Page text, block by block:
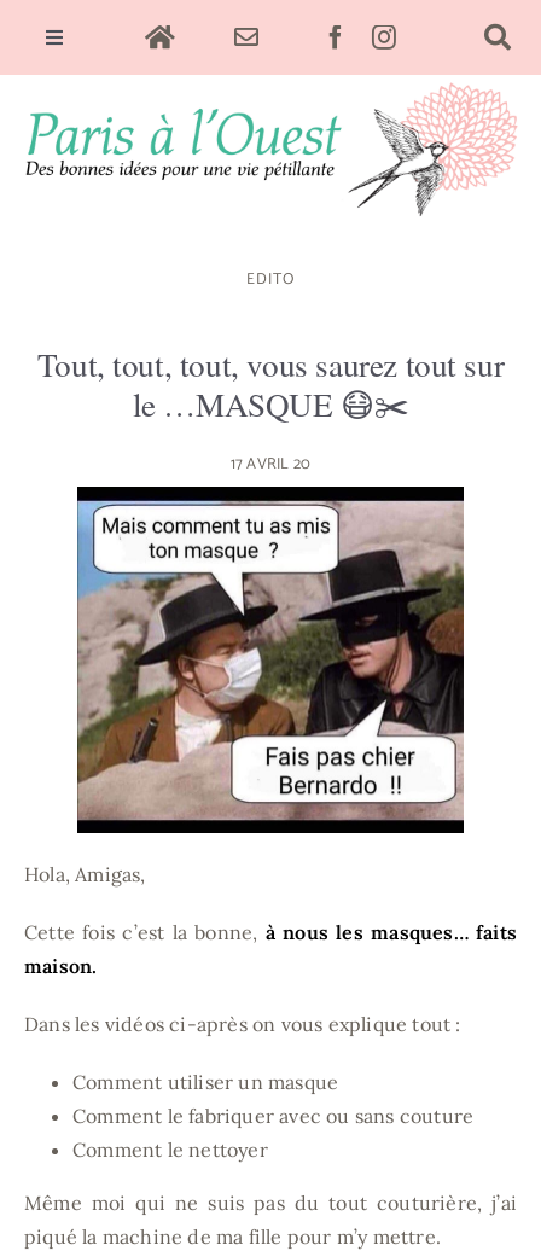
Toggle
Navigation
Sorties & Culture
Bien-être
En famille
MAPSTR #
Contact
Je m’abonne
EDITO
Tout, tout, tout, vous saurez tout sur
le …MASQUE 😷✂️
17 AVRIL 20
Hola, Amigas,
Cette fois c’est la bonne, à nous les masques… faits
maison.
Dans les vidéos ci-après on vous explique tout :
Comment utiliser un masque
Comment le fabriquer avec ou sans couture
Comment le nettoyer
Même moi qui ne suis pas du tout couturière, j’ai
piqué la machine de ma fille pour m’y mettre.